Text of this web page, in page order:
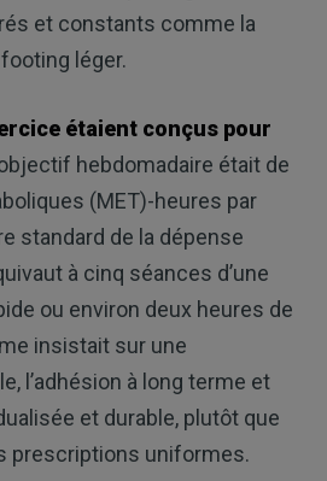
et constants comme la
léger.
étaient conçus pour
hebdomadaire était de
(MET)-heures par
standard de la dépense
à cinq séances d’une
ou environ deux heures de
insistait sur une
l’adhésion à long terme et
et durable, plutôt que
prescriptions uniformes.